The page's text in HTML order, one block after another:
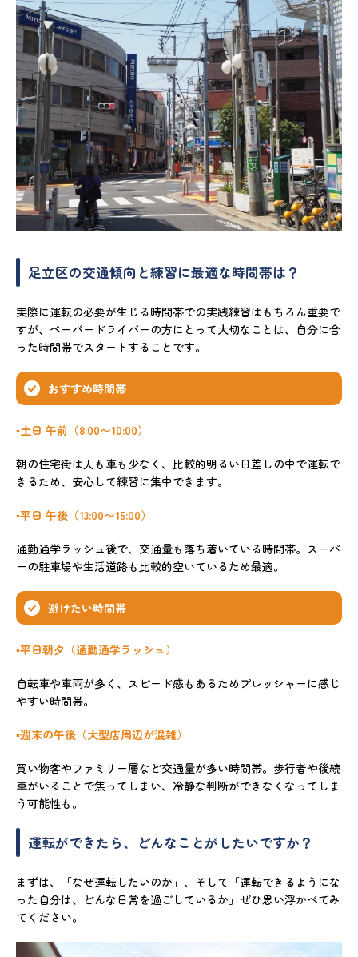
足立区の交通傾向と練習に最適な時間帯は？
実際に運転の必要が生じる時間帯での実践練習はもちろん重要で
すが、ペーパードライバーの方にとって大切なことは、自分に合
った時間帯でスタートすることです。
おすすめ時間帯
▪️土日 午前（8:00〜10:00）
朝の住宅街は人も車も少なく、比較的明るい日差しの中で運転で
きるため、安心して練習に集中できます。
▪️平日 午後（13:00〜15:00）
通勤通学ラッシュ後で、交通量も落ち着いている時間帯。スーパ
ーの駐車場や生活道路も比較的空いているため最適。
避けたい時間帯
▪️平日朝夕（通勤通学ラッシュ）
自転車や車両が多く、スピード感もあるためプレッシャーに感じ
やすい時間帯。
▪️週末の午後（大型店周辺が混雑）
買い物客やファミリー層など交通量が多い時間帯。歩行者や後続
車がいることで焦ってしまい、冷静な判断ができなくなってしま
う可能性も。
運転ができたら、どんなことがしたいですか？
まずは、「なぜ運転したいのか」、そして「運転できるようにな
った自分は、どんな日常を過ごしているか」ぜひ思い浮かべてみ
てください。